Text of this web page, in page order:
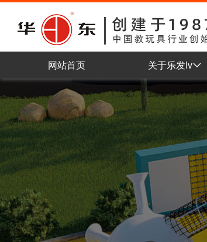
网站首页 关于乐发lv
公司简介
企业理念
组织架构
车间展示
企业荣誉